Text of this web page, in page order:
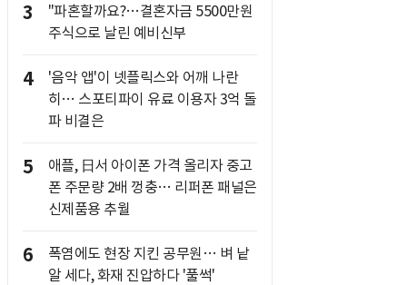
3
"파혼할까요?…결혼자금 5500만원
주식으로 날린 예비신부
4
'음악 앱'이 넷플릭스와 어깨 나란
히… 스포티파이 유료 이용자 3억 돌
파 비결은
5
애플, 日서 아이폰 가격 올리자 중고
폰 주문량 2배 껑충… 리퍼폰 패널은
신제품용 추월
6
폭염에도 현장 지킨 공무원… 벼 낱
알 세다, 화재 진압하다 '풀썩'